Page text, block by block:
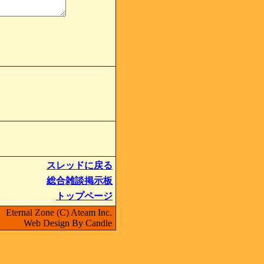
スレッドに戻る
総合雑談掲示板
トップページ
Eternal Zone (C) Ateam Inc.
Web Design By Candle